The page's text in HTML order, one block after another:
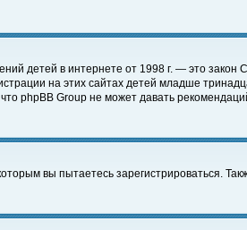
детей в интернете от 1998 г. — это
на этих сайтах детей младше
phpBB Group не может давать
вы пытаетесь зарегистрироваться.